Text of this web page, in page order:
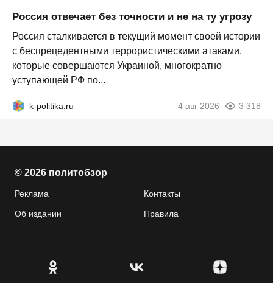
Россия отвечает без точности и не на ту угрозу
Россия сталкивается в текущий момент своей истории
с беспрецедентными террористическими атаками,
которые совершаются Украиной, многократно
уступающей РФ по...
k-politika.ru 4 авг 2026 3 318
© 2026 политобзор
Реклама Контакты
Об издании Правила